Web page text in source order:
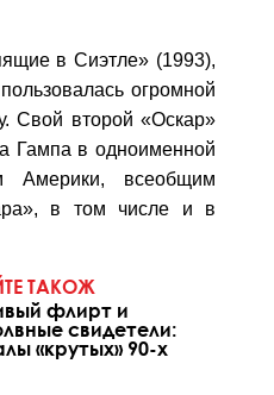
в Сиэтле» (1993),
огромной
Свой второй «Оскар»
Гампа в одноименной
Америки, всеобщим
в том числе и в
ТАКОЖ
флирт и
свидетели:
«крутых» 90-х